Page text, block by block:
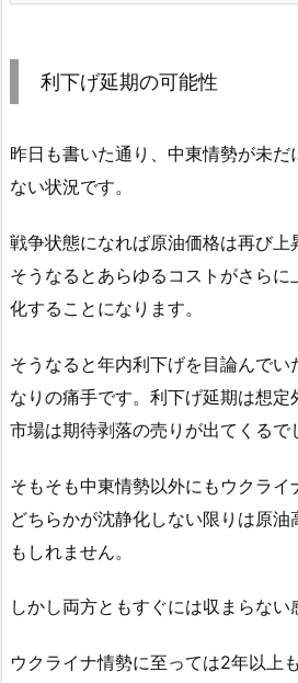
利下げ延期の可能性
昨日も書いた通り、中東情勢が未だ
ない状況です。
戦争状態になれば原油価格は再び上
そうなるとあらゆるコストがさらに
化することになります。
そうなると年内利下げを目論んで
なりの痛手です。利下げ延期は想
市場は期待剥落の売りが出てくるで
そもそも中東情勢以外にもウクライ
どちらかが沈静化しない限りは原
もしれません。
しかし両方ともすぐには収まらない
ウクライナ情勢に至っては2年以上